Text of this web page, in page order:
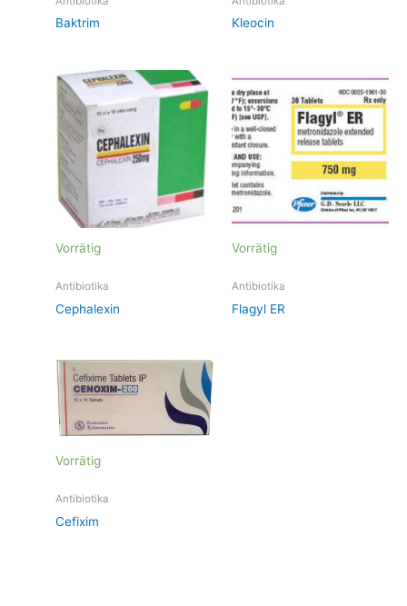
Baktrim Kleocin
Vorrätig
Antibiotika
Cephalexin
Vorrätig
Antibiotika
Flagyl ER
Vorrätig
Antibiotika
Cefixim